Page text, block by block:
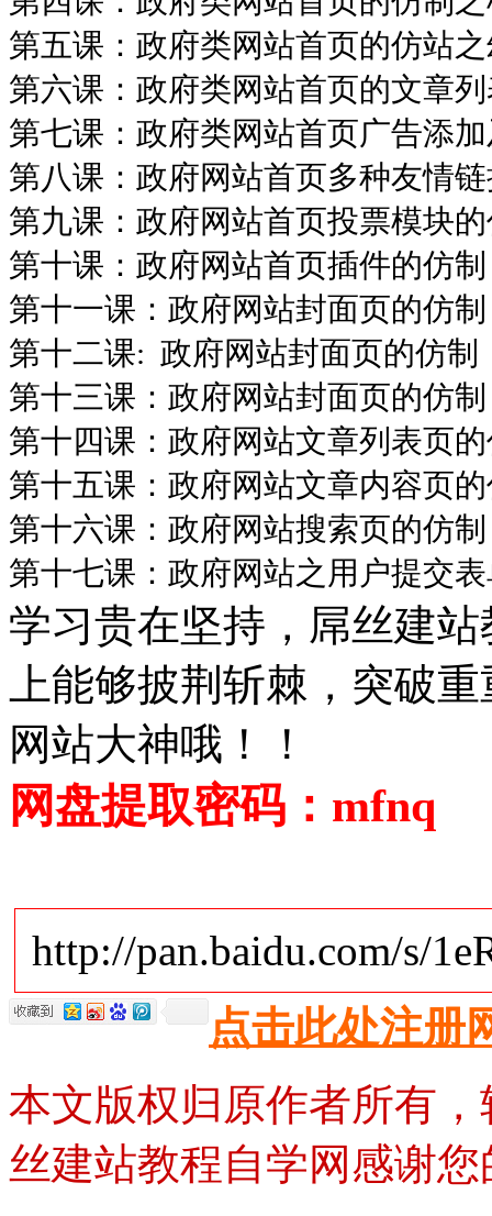
第五课：政府类网站首页的仿站
第六课：政府类网站首页的文章
第七课：政府类网站首页广告添
第八课：政府网站首页多种友情
第九课：政府网站首页投票模块
第十课：政府网站首页插件的仿制
第十一课：政府网站封面页的仿
第十二课: 政府网站封面页的仿制
第十三课：政府网站封面页的仿
第十四课：政府网站文章列表页
第十五课：政府网站文章内容页
第十六课：政府网站搜索页的仿制
第十七课：政府网站之用户提交
学习贵在坚持，屌丝建
上能够披荆斩棘，突破
网站大神哦！！
网盘提取密码：mfnq
http://pan.baidu.com/s/
点击此处注册
本文版权归原作者所有
丝建站教程自学网感谢